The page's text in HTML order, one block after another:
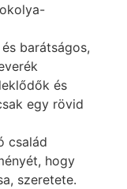
barátságos,
és
egy rövid
család
hogy
szeretete.